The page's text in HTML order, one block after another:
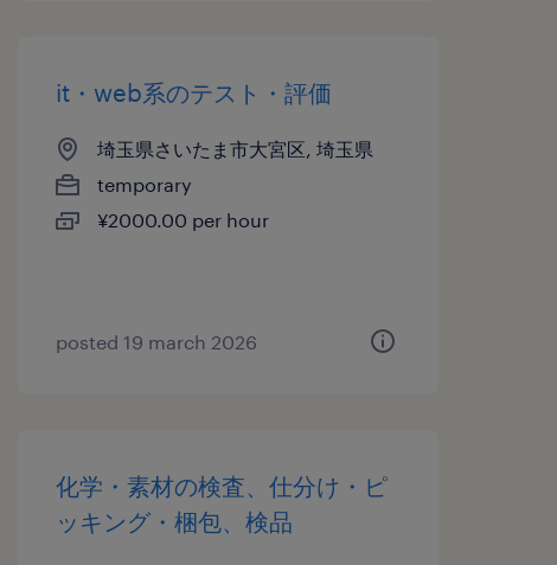
it・web系のテスト・評価
埼玉県さいたま市大宮区, 埼玉県
temporary
¥2000.00 per hour
posted 19 march 2026
化学・素材の検査、仕分け・ピ
ッキング・梱包、検品